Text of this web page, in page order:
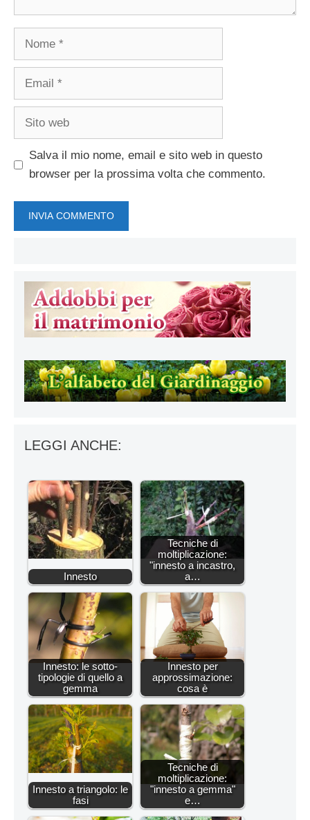
Nome
Email
Sito
Salva il mio nome, email e sito web in questo
browser per la prossima volta che commento.
LEGGI ANCHE:
Innesto
Tecniche di
moltiplicazione:
"innesto a incastro,
a…
Innesto: le sotto-
tipologie di quello a
gemma
Innesto per
approssimazione:
cosa è
Innesto a triangolo: le
fasi
Tecniche di
moltiplicazione:
"innesto a gemma"
e…